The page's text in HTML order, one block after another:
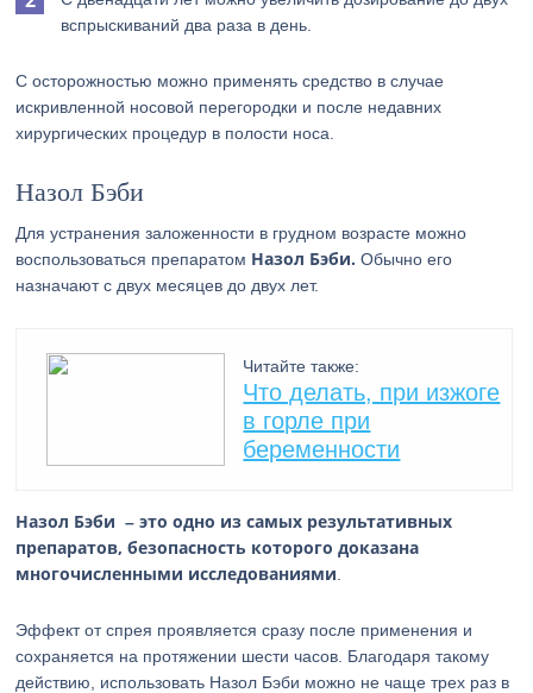
вспрыскиваний два раза в день.
С осторожностью можно применять средство в случае
искривленной носовой перегородки и после недавних
хирургических процедур в полости носа.
Назол Бэби
Для устранения заложенности в грудном возрасте можно
воспользоваться препаратом Назол Бэби. Обычно его
назначают с двух месяцев до двух лет.
Читайте также:
Что делать, при изжоге
в горле при
беременности
Назол Бэби – это одно из самых результативных
препаратов, безопасность которого доказана
многочисленными исследованиями
Эффект от спрея проявляется сразу после применения и
сохраняется на протяжении шести часов. Благодаря такому
действию, использовать Назол Бэби можно не чаще трех раз в